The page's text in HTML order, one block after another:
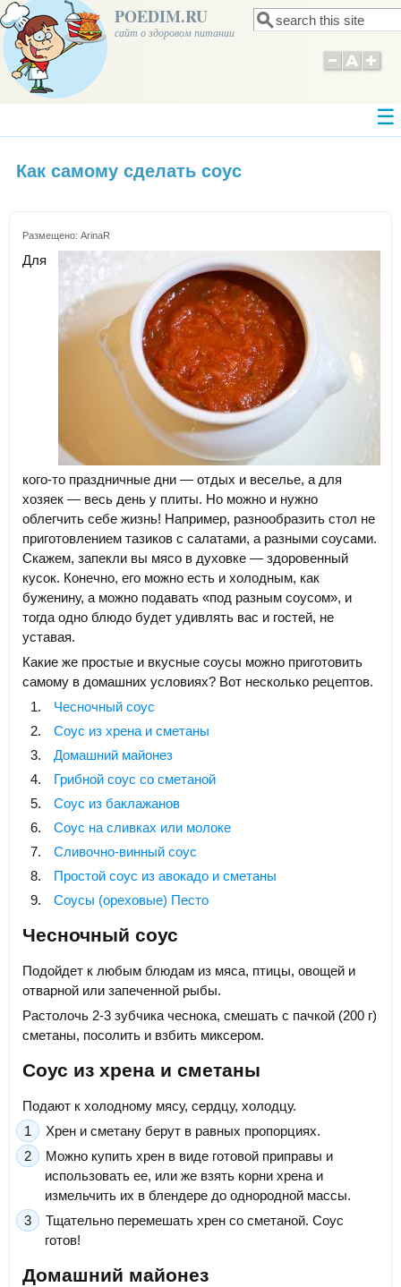
POEDIM.RU
сайт о здоровом питании Форма поиска
Поиск
Как самому сделать соус
Размещено: ArinaR
Для
кого-то праздничные дни — отдых и веселье, а для
хозяек — весь день у плиты. Но можно и нужно
облегчить себе жизнь! Например, разнообразить стол не
приготовлением тазиков с салатами, а разными соусами.
Скажем, запекли вы мясо в духовке — здоровенный
кусок. Конечно, его можно есть и холодным, как
буженину, а можно подавать «под разным соусом», и
тогда одно блюдо будет удивлять вас и гостей, не
уставая.
Какие же простые и вкусные соусы можно приготовить
самому в домашних условиях? Вот несколько рецептов.
Чесночный соус
Соус из хрена и сметаны
Домашний майонез
Грибной соус со сметаной
Соус из баклажанов
Соус на сливках или молоке
Сливочно-винный соус
Простой соус из авокадо и сметаны
Соусы (ореховые) Песто
Чесночный соус
Подойдет к любым блюдам из мяса, птицы, овощей и
отварной или запеченной рыбы.
Растолочь 2-3 зубчика чеснока, смешать с пачкой (200 г)
сметаны, посолить и взбить миксером.
Соус из хрена и сметаны
Подают к холодному мясу, сердцу, холодцу.
Хрен и сметану берут в равных пропорциях.
Можно купить хрен в виде готовой приправы и
использовать ее, или же взять корни хрена и
измельчить их в блендере до однородной массы.
Тщательно перемешать хрен со сметаной. Соус
готов!
Домашний майонез